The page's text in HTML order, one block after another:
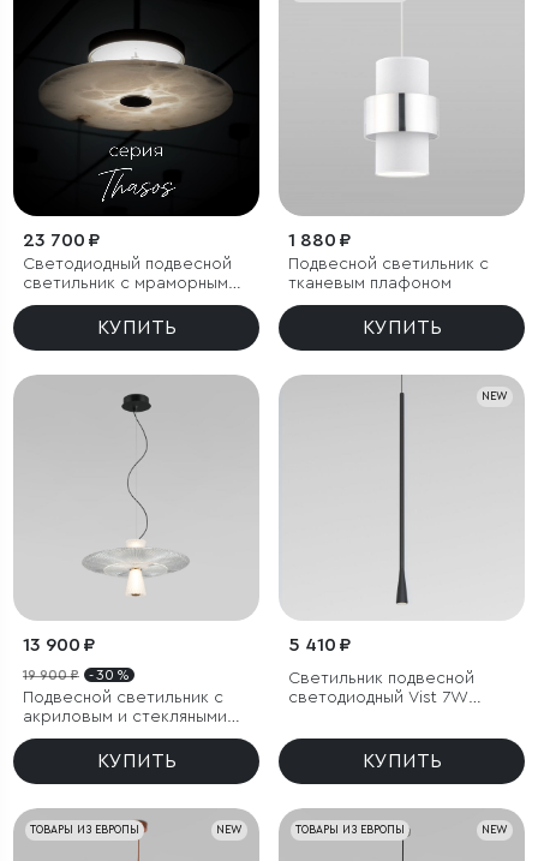
23 700 ₽
Светодиодный подвесной
светильник с мраморным
рассеивателем
КУПИТЬ
1 880 ₽
Подвесной светильник с
тканевым плафоном
КУПИТЬ
13 900 ₽
19 900 ₽ - 30 %
Подвесной светильник с
акриловым и стекляными
плафонами
КУПИТЬ
NEW
5 410 ₽
Светильник подвесной
светодиодный Vist 7W
КУПИТЬ
NEW
ТОВАРЫ ИЗ ЕВРОПЫ NEW
ТОВАРЫ ИЗ ЕВРОПЫ